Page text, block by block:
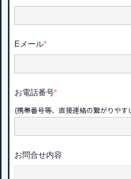
Eメール*
お電話番号*
(携帯番号等、直接連絡の繋がりや
お問合せ内容